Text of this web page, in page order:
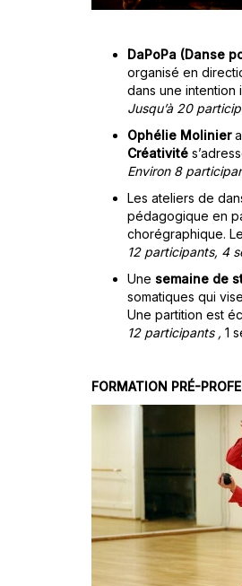
DaPoPa (Danse
organisé en
dans une intention
Jusqu’à 20
Ophélie Molinier
Créativité
Environ 8
Les ateliers de
pédagogique en
chorégraphique.
12 participants, 4
Une semaine de
somatiques qui
Une partition est
12 participants , 1
FORMATION PRÉ-